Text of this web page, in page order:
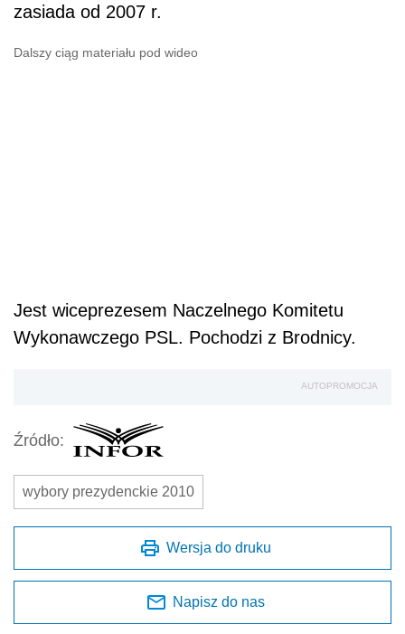
zasiada od 2007 r.
Dalszy ciąg materiału pod wideo
Jest wiceprezesem Naczelnego Komitetu
Wykonawczego PSL. Pochodzi z Brodnicy.
AUTOPROMOCJA
Źródło:
wybory prezydenckie 2010
Wersja do druku
Napisz do nas